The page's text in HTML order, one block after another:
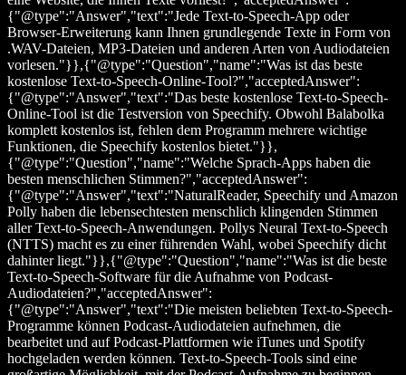
{"@type":"Answer","text":"Jede Text-to-Speech-App oder
Browser-Erweiterung kann Ihnen grundlegende Texte in Form von
.WAV-Dateien, MP3-Dateien und anderen Arten von Audiodateien
vorlesen."}},{"@type":"Question","name":"Was ist das beste
kostenlose Text-to-Speech-Online-Tool?","acceptedAnswer":
{"@type":"Answer","text":"Das beste kostenlose Text-to-Speech-
Online-Tool ist die Testversion von Speechify. Obwohl Balabolka
komplett kostenlos ist, fehlen dem Programm mehrere wichtige
Funktionen, die Speechify kostenlos bietet."}},
{"@type":"Question","name":"Welche Sprach-Apps haben die
besten menschlichen Stimmen?","acceptedAnswer":
{"@type":"Answer","text":"NaturalReader, Speechify und Amazon
Polly haben die lebensechtesten menschlich klingenden Stimmen
aller Text-to-Speech-Anwendungen. Pollys Neural Text-to-Speech
(NTTS) macht es zu einer führenden Wahl, wobei Speechify dicht
dahinter liegt."}},{"@type":"Question","name":"Was ist die beste
Text-to-Speech-Software für die Aufnahme von Podcast-
Audiodateien?","acceptedAnswer":
{"@type":"Answer","text":"Die meisten beliebten Text-to-Speech-
Programme können Podcast-Audiodateien aufnehmen, die
bearbeitet und auf Podcast-Plattformen wie iTunes und Spotify
hochgeladen werden können. Text-to-Speech-Tools sind eine